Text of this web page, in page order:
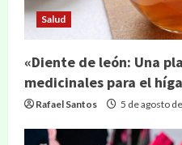
Salud
«Diente de león: Una
medicinales para el
Rafael Santos 5 de agosto